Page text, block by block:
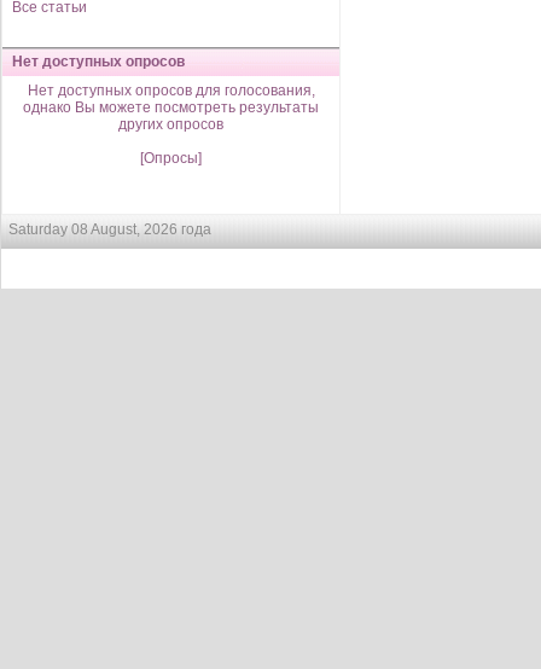
Все статьи
Нет доступных опросов
Нет доступных опросов для голосования,
однако Вы можете посмотреть результаты
других опросов
[Опросы]
Saturday 08 August, 2026 года